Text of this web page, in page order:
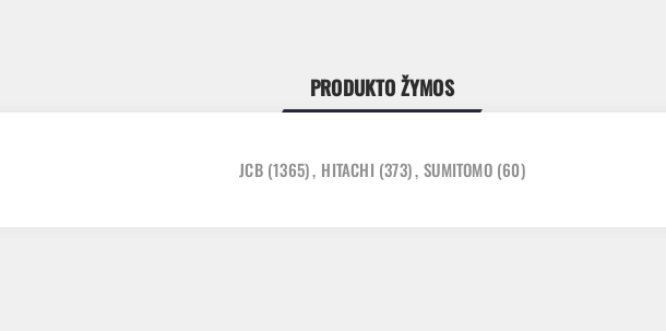
PRODUKTO ŽYMOS
JCB (1365), HITACHI (373), SUMITOMO (60)